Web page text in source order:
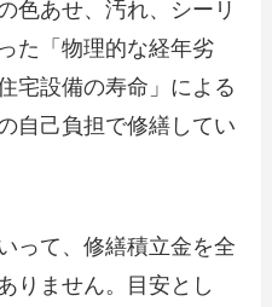
色あせ、汚れ、シーリ
た「物理的な経年劣
宅設備の寿命」による
自己負担で修繕してい
って、修繕積立金を全
りません。目安とし